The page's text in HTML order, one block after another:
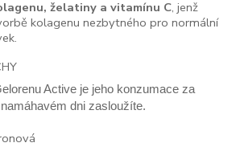
želatiny a vitamínu C, jenž
kolagenu nezbytného pro normální
Active je jeho konzumace za
dni zasloužíte.